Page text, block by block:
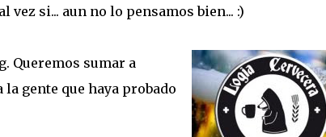
si... aun no lo pensamos bien... :)
Queremos sumar a
gente que haya probado